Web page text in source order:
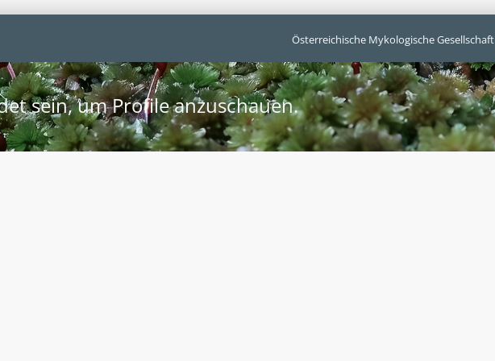
Österreichische Mykologische Gesellschaft
sein, um Profile anzuschauen.